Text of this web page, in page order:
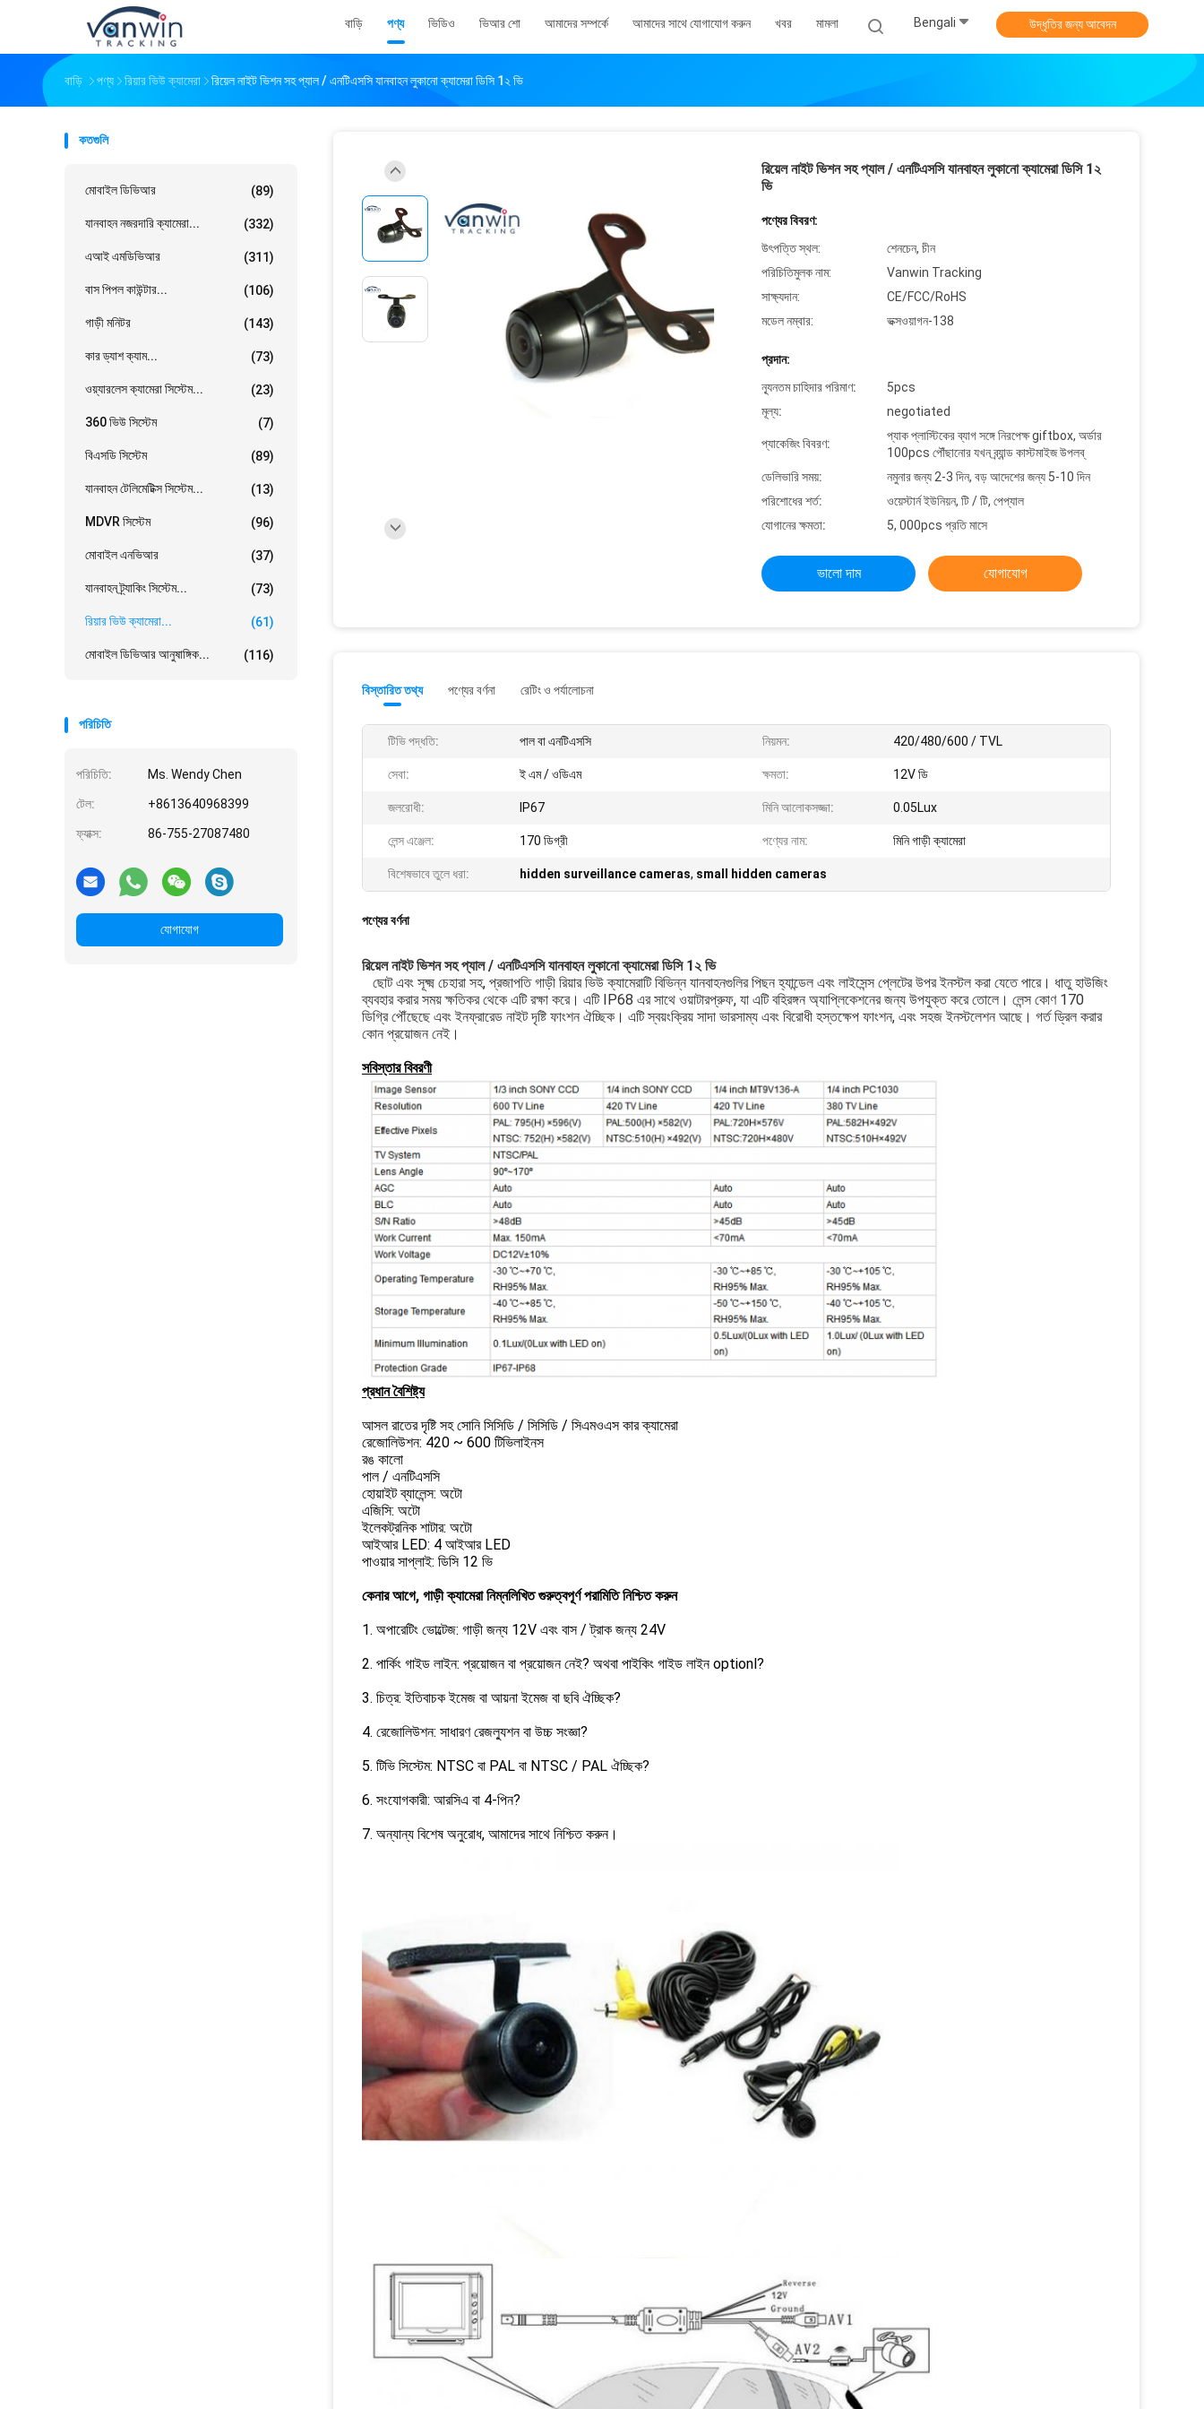
বাড়ি পণ্য ভিডিও ভিআর শো আমাদের সম্পর্কে আমাদের সাথে যোগাযোগ করুন খবর মামলা Bengali উদ্ধৃতির জন্য আবেদন
বাড়ি পণ্য রিয়ার ভিউ ক্যামেরা রিয়েল নাইট ভিশন সহ প্যাল ​​/ এনটিএসসি যানবাহন লুকানো ক্যামেরা ডিসি 1২ ভি
কতগুলি
মোবাইল ডিভিআর (89)
যানবাহন নজরদারি ক্যামেরা... (332)
এআই এমডিভিআর (311)
বাস পিপল কাউন্টার... (106)
গাড়ী মনিটর (143)
কার ড্যাশ ক্যাম... (73)
ওয়্যারলেস ক্যামেরা সিস্টেম... (23)
360 ভিউ সিস্টেম (7)
বিএসডি সিস্টেম (89)
যানবাহন টেলিমেটিক্স সিস্টেম... (13)
MDVR সিস্টেম (96)
মোবাইল এনভিআর (37)
যানবাহন ট্র্যাকিং সিস্টেম... (73)
রিয়ার ভিউ ক্যামেরা... (61)
মোবাইল ডিভিআর আনুষাঙ্গিক... (116)
পরিচিতি
পরিচিতি: Ms. Wendy Chen
টেল: +8613640968399
ফ্যাক্স: 86-755-27087480
যোগাযোগ
রিয়েল নাইট ভিশন সহ প্যাল ​​/ এনটিএসসি যানবাহন লুকানো ক্যামেরা ডিসি 1২
ভি
পণ্যের বিবরণ:
উৎপত্তি স্থল:
শেনচেন, চীন
পরিচিতিমুলক নাম:
Vanwin Tracking
সাক্ষ্যদান:
CE/FCC/RoHS
মডেল নম্বার:
ভক্সওয়াগন-138
প্রদান:
ন্যূনতম চাহিদার পরিমাণ:
5pcs
মূল্য:
negotiated
প্যাকেজিং বিবরণ:
প্যাক প্লাস্টিকের ব্যাগ সঙ্গে নিরপেক্ষ giftbox, অর্ডার
100pcs পৌঁছানোর যখন ব্র্যান্ড কাস্টমাইজ উপলব্
ডেলিভারি সময়:
নমুনার জন্য 2-3 দিন, বড় আদেশের জন্য 5-10 দিন
পরিশোধের শর্ত:
ওয়েস্টার্ন ইউনিয়ন, টি / টি, পেপ্যাল
যোগানের ক্ষমতা:
5, 000pcs প্রতি মাসে
ভালো দাম যোগাযোগ
বিস্তারিত তথ্য পণ্যের বর্ণনা রেটিং ও পর্যালোচনা
টিভি পদ্ধতি: পাল বা এনটিএসসি নিয়মন: 420/480/600 / TVL
সেবা: ই এম / ওডিএম ক্ষমতা: 12V ডি
জলরোধী: IP67 মিনি আলোকসজ্জা: 0.05Lux
লেন্স এঞ্জেল: 170 ডিগ্রী পণ্যের নাম: মিনি গাড়ী ক্যামেরা
বিশেষভাবে তুলে ধরা: hidden surveillance cameras, small hidden cameras
পণ্যের বর্ণনা
রিয়েল নাইট ভিশন সহ প্যাল ​​/ এনটিএসসি যানবাহন লুকানো ক্যামেরা ডিসি 1২ ভি
ছোট এবং সূক্ষ্ম চেহারা সহ, প্রজাপতি গাড়ী রিয়ার ভিউ ক্যামেরাটি বিভিন্ন যানবাহনগুলির পিছন হ্যান্ডেল এবং লাইসেন্স প্লেটের উপর ইনস্টল করা যেতে পারে। ধাতু হাউজিং
ব্যবহার করার সময় ক্ষতিকর থেকে এটি রক্ষা করে। এটি IP68 এর সাথে ওয়াটারপ্রুফ, যা এটি বহিরঙ্গন অ্যাপ্লিকেশনের জন্য উপযুক্ত করে তোলে। লেন্স কোণ 170
ডিগ্রি পৌঁছেছে এবং ইনফ্রারেড নাইট দৃষ্টি ফাংশন ঐচ্ছিক। এটি স্বয়ংক্রিয় সাদা ভারসাম্য এবং বিরোধী হস্তক্ষেপ ফাংশন, এবং সহজ ইনস্টলেশন আছে। গর্ত ড্রিল করার
কোন প্রয়োজন নেই।
সবিস্তার বিবরণী
প্রধান বৈশিষ্ট্য
আসল রাতের দৃষ্টি সহ সোনি সিসিডি / সিসিডি / সিএমওএস কার ক্যামেরা
রেজোলিউশন: 420 ~ 600 টিভিলাইনস
রঙ কালো
পাল / এনটিএসসি
হোয়াইট ব্যালেন্স: অটো
এজিসি: অটো
ইলেকট্রনিক শাটার: অটো
আইআর LED: 4 আইআর LED
পাওয়ার সাপ্লাই: ডিসি 12 ভি
কেনার আগে, গাড়ী ক্যামেরা নিম্নলিখিত গুরুত্বপূর্ণ পরামিতি নিশ্চিত করুন
1. অপারেটিং ভোল্টেজ: গাড়ী জন্য 12V এবং বাস / ট্রাক জন্য 24V
2. পার্কিং গাইড লাইন: প্রয়োজন বা প্রয়োজন নেই? অথবা পাইকিং গাইড লাইন optionl?
3. চিত্র: ইতিবাচক ইমেজ বা আয়না ইমেজ বা ছবি ঐচ্ছিক?
4. রেজোলিউশন: সাধারণ রেজল্যুশন বা উচ্চ সংজ্ঞা?
5. টিভি সিস্টেম: NTSC বা PAL বা NTSC / PAL ঐচ্ছিক?
6. সংযোগকারী: আরসিএ বা 4-পিন?
7. অন্যান্য বিশেষ অনুরোধ, আমাদের সাথে নিশ্চিত করুন।